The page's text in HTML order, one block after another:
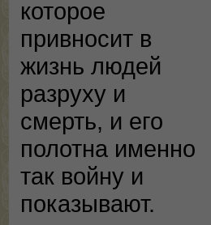
которое
привносит в
жизнь людей
разруху и
смерть, и его
полотна именно
так войну и
показывают.